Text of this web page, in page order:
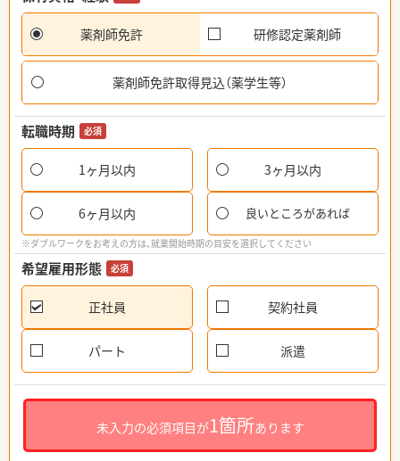
薬剤師免許 研修認定薬剤師
薬剤師免許取得見込（薬学生等）
転職時期 必須
1ヶ月以内 3ヶ月以内
6ヶ月以内 良いところがあれば
※ダブルワークをお考えの方は、就業開始時期の目安を選択してください
希望雇用形態 必須
正社員 契約社員
パート 派遣
未入力の必須項目が1箇所あります